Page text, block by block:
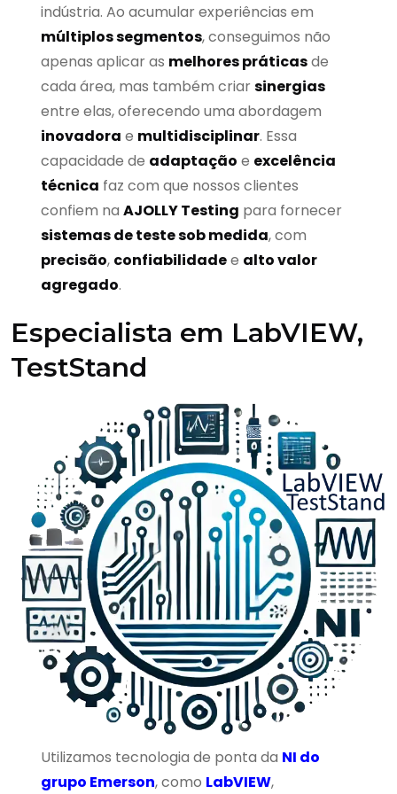
indústria. Ao acumular experiências em
múltiplos segmentos, conseguimos não
apenas aplicar as melhores práticasde
cada área, mas também criarsinergias
entre elas, oferecendo uma abordagem
inovadora e multidisciplinar. Essa
capacidade de adaptação e excelência
técnica faz com que nossos clientes
confiem na AJOLLY Testing para fornecer
sistemas de teste sob medida, com
precisão, confiabilidadee alto valor
agregado.
Especialista em LabVIEW,
TestStand
Utilizamos tecnologia de ponta da NI do
grupo Emerson, como LabVIEW,